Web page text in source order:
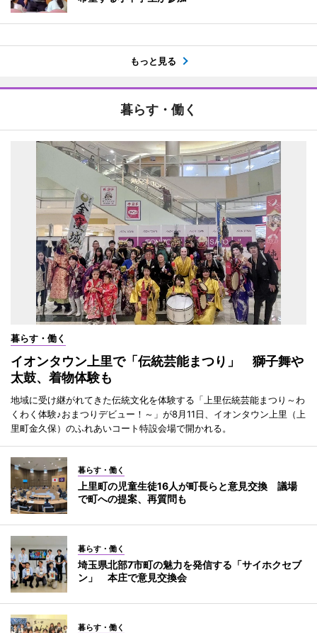
もっと見る
暮らす・働く
暮らす・働く
イオンタウン上里で「伝統芸能まつり」 獅子舞や
太鼓、着物体験も
地域に受け継がれてきた伝統文化を体験する「上里伝統芸能まつり～わ
くわく体験♪おまつりデビュー！～」が8月11日、イオンタウン上里（上
里町金久保）のふれあいコート特設会場で開かれる。
暮らす・働く
上里町の児童生徒16人が町長らと意見交換 議場
で町への提案、再質問も
暮らす・働く
埼玉県北部7市町の魅力を発信する「サイホクセブ
ン」 本庄で意見交換会
暮らす・働く